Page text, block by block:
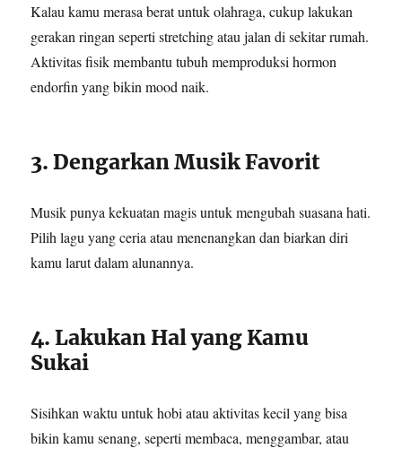
Kalau kamu merasa berat untuk olahraga, cukup lakukan
gerakan ringan seperti stretching atau jalan di sekitar rumah.
Aktivitas fisik membantu tubuh memproduksi hormon
endorfin yang bikin mood naik.
3. Dengarkan Musik Favorit
Musik punya kekuatan magis untuk mengubah suasana hati.
Pilih lagu yang ceria atau menenangkan dan biarkan diri
kamu larut dalam alunannya.
4. Lakukan Hal yang Kamu
Sukai
Sisihkan waktu untuk hobi atau aktivitas kecil yang bisa
bikin kamu senang, seperti membaca, menggambar, atau